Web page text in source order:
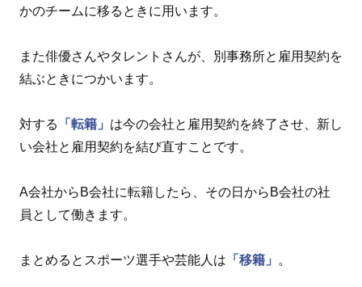
かのチームに移るときに用います。
また俳優さんやタレントさんが、別事務所と雇用契約を
結ぶときにつかいます。
対する 「転籍」 は今の会社と雇用契約を終了させ、新し
い会社と雇用契約を結び直すことです。
A会社からB会社に転籍したら、その日からB会社の社
員として働きます。
まとめるとスポーツ選手や芸能人は 「移籍」 。